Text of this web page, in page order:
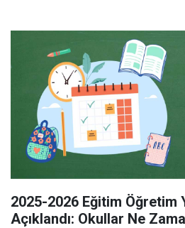
2025-2026 Eğitim Öğretim
Açıklandı: Okullar Ne